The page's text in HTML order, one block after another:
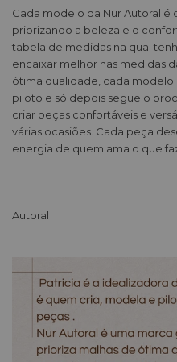
Cada modelo da Nur Autoral é
priorizando a beleza e o
tabela de medidas na qual
encaixar melhor nas medidas
ótima qualidade, cada
piloto e só depois segue o
criar peças confortáveis e
várias ocasiões. Cada peça
energia de quem ama o que
Patricia
Autoral